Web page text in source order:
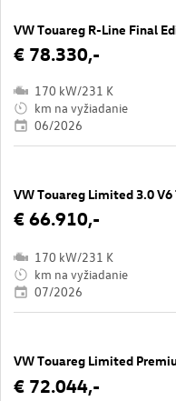
VW Touareg R-Line Final
€ 78.330,-
170 kW/231 K
km na vyžiadanie
06/2026
VW Touareg Limited 3.0 V6
€ 66.910,-
170 kW/231 K
km na vyžiadanie
07/2026
VW Touareg Limited
€ 72.044,-